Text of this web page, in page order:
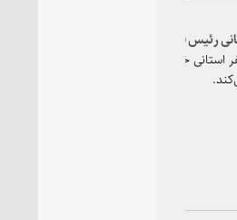
رئیس قوه قضاییه
خود، روز سه‌شنبه در راس یک